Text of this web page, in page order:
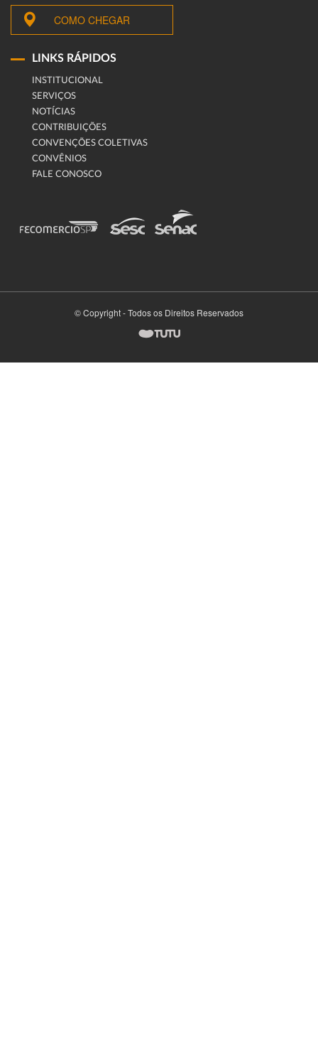
COMO CHEGAR
LINKS RÁPIDOS
INSTITUCIONAL
SERVIÇOS
NOTÍCIAS
CONTRIBUIÇÕES
CONVENÇÕES COLETIVAS
CONVÊNIOS
FALE CONOSCO
© Copyright - Todos os Direitos Reservados